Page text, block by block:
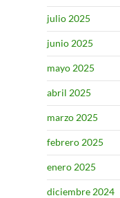
julio 2025
junio 2025
mayo 2025
abril 2025
marzo 2025
febrero 2025
enero 2025
diciembre 2024